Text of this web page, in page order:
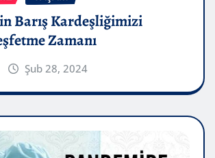
Barış Kardeşliğimizi
Zamanı
Şub 28, 2024